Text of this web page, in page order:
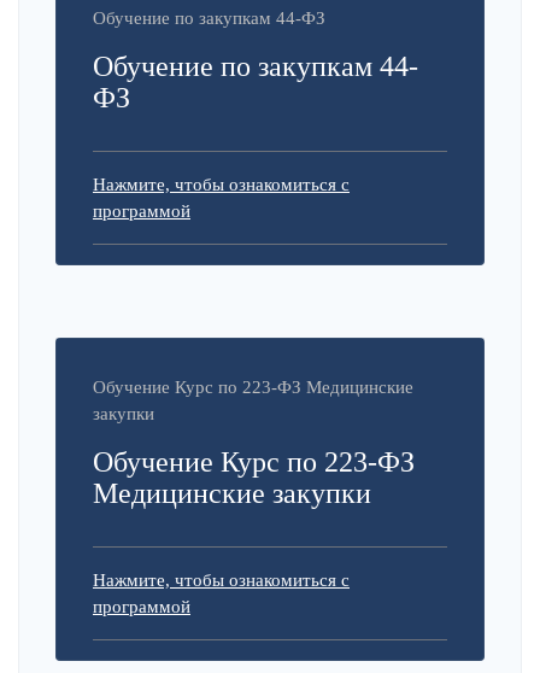
Обучение по закупкам 44-ФЗ
Обучение по закупкам 44-
ФЗ
Нажмите, чтобы ознакомиться с
программой
Обучение Курс по 223-ФЗ Медицинские
закупки
Обучение Курс по 223-ФЗ
Медицинские закупки
Нажмите, чтобы ознакомиться с
программой